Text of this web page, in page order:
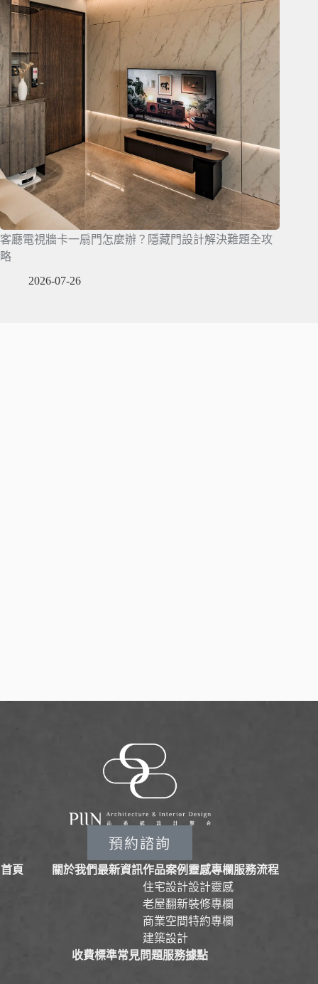
客廳電視牆卡一扇門怎麼辦？隱藏門設計解決難題全攻
略
2026-07-26
預約諮詢
首頁 關於我們最新資訊作品案例
住宅設計
老屋翻新
商業空間
建築設計
靈感專欄
設計靈感
裝修專欄
特約專欄
服務流程
收費標準常見問題服務據點